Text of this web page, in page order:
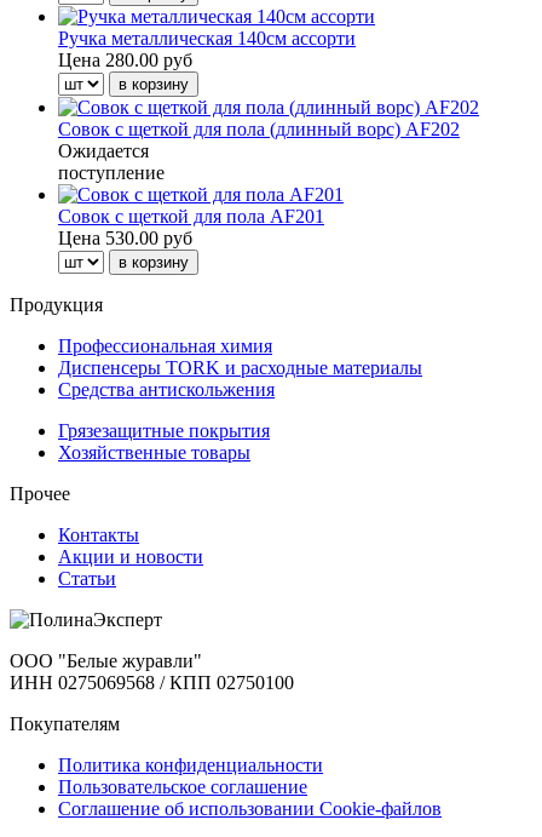
Ручка металлическая 140см ассорти
Цена 280.00 руб
Совок с щеткой для пола (длинный ворс) AF202
Ожидается
поступление
Совок с щеткой для пола AF201
Цена 530.00 руб
Продукция
Профессиональная химия
Диспенсеры TORK и расходные материалы
Cредства антискольжения
Грязезащитные покрытия
Хозяйственные товары
Прочее
Контакты
Акции и новости
Статьи
ООО "Белые журавли"
ИНН 0275069568 / КПП 02750100
Покупателям
Политика конфиденциальности
Пользовательское соглашение
Соглашение об использовании Cookie-файлов